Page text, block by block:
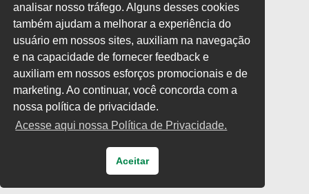
analisar nosso tráfego. Alguns desses cookies
também ajudam a melhorar a experiência do
usuário em nossos sites, auxiliam na navegação
e na capacidade de fornecer feedback e
auxiliam em nossos esforços promocionais e de
marketing. Ao continuar, você concorda com a
nossa política de privacidade.
Acesse aqui nossa Política de Privacidade.
Aceitar